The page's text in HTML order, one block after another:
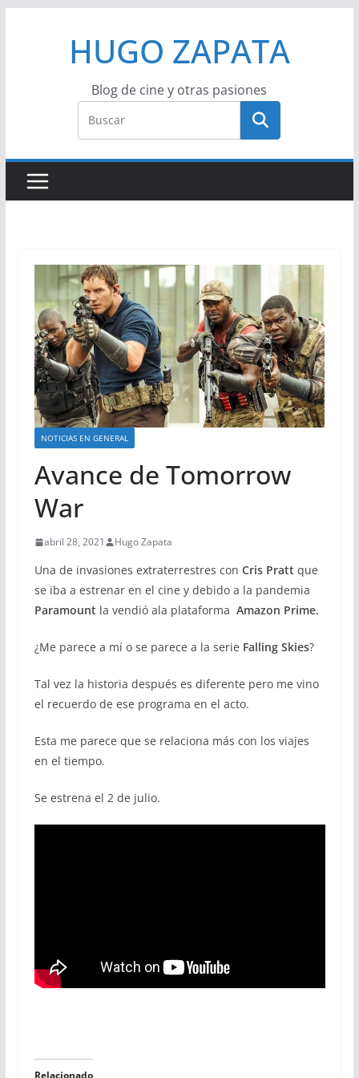
HUGO ZAPATA
Blog de cine y otras pasiones
NOTICIAS EN GENERAL
Avance de Tomorrow
War
abril 28, 2021 Hugo Zapata
Una de invasiones extraterrestres con Cris Pratt que
se iba a estrenar en el cine y debido a la pandemia
Paramount la vendió ala plataforma Amazon Prime.
¿Me parece a mí o se parece a la serie Falling Skies?
Tal vez la historia después es diferente pero me vino
el recuerdo de ese programa en el acto.
Esta me parece que se relaciona más con los viajes
en el tiempo.
Se estrena el 2 de julio.
Relacionado